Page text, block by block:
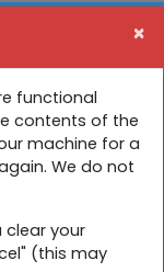
පාඩම්
11 ශ්‍රේණිය
×
functional
contents of the
machine for a
We do not
clear your
(this may